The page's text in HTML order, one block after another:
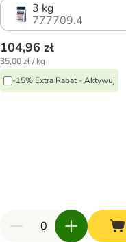
3 kg
777709.4
104,96 zł
35,00 zł / kg
-15% Extra Rabat - Aktywuj